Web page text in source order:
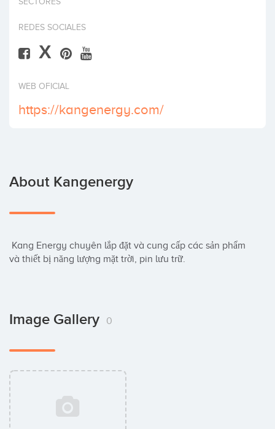
REDES SOCIALES
X
WEB OFICIAL
https://kangenergy.com/
About Kangenergy
và thiết bị năng lượng mặt trời, pin lưu trữ.
Image Gallery 0